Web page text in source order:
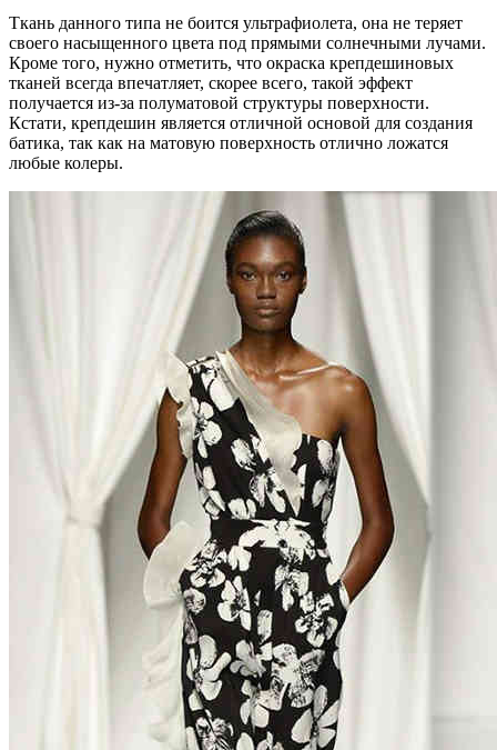
Ткань данного типа не боится ультрафиолета, она не теряет
своего насыщенного цвета под прямыми солнечными лучами.
Кроме того, нужно отметить, что окраска крепдешиновых
тканей всегда впечатляет, скорее всего, такой эффект
получается из-за полуматовой структуры поверхности.
Кстати, крепдешин является отличной основой для создания
батика, так как на матовую поверхность отлично ложатся
любые колеры.